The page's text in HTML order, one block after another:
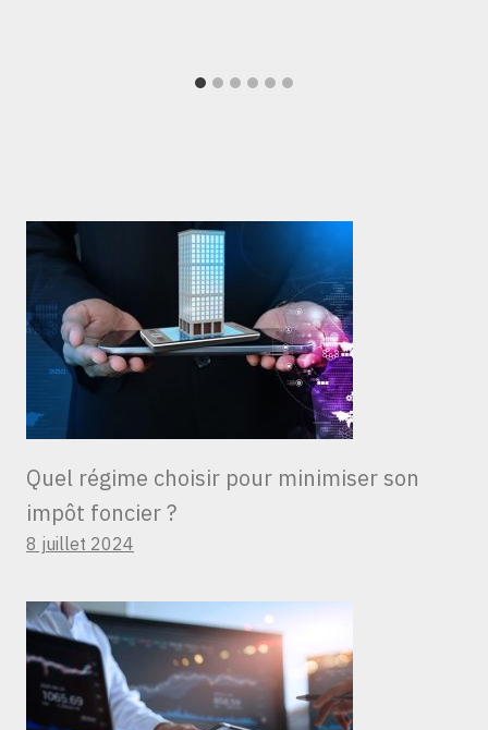
Quel régime choisir pour minimiser son
impôt foncier ?
8 juillet 2024